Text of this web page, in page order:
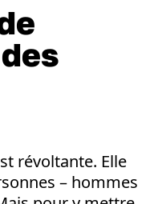
révoltante. Elle
– hommes